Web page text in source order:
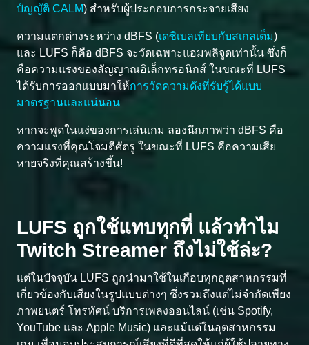
บัญญัติ CALM) สำหรับผู้ประกอบการกระจายเสียง
ความแตกต่างระหว่าง dBFS (เดซิเบลเทียบกับสเกลเต็ม)
และ LUFS ก็คือ dBFS จะวัดเฉพาะแอมพลิจูดเท่านั้น ซึ่งก็
คือความแรงของสัญญาณอิเล็กทรอนิกส์ ในขณะที่ LUFS
ได้รับการออกแบบมาให้การวัดความดังที่รับรู้ได้แบบ
มาตรฐานและแน่นอน
หากจะพูดในแง่ของการเล่นเกม ลองนึกภาพว่า dBFS คือ
ความแรงที่คุณโจมตีศัตรู ในขณะที่ LUFS คือความเสีย
หายจริงที่คุณสร้างขึ้น!
LUFS ถูกใช้แทบทุกที่ แล้วทำไม
Twitch Streamer ถึงไม่ใช้ล่ะ?
แต่ในปัจจุบัน LUFS ถูกนำมาใช้ในเกือบทุกอุตสาหกรรมที่
เกี่ยวข้องกับเสียงในรูปแบบต่างๆ ซึ่งรวมถึงแต่ไม่จำกัดเพียง
ภาพยนตร์ โทรทัศน์ บริการเพลงออนไลน์ (เช่น Spotify,
YouTube และ Apple Music) และแม้แต่ในอุตสาหกรรม